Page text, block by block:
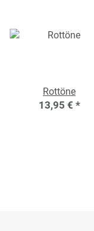
Rottöne
13,95 € *